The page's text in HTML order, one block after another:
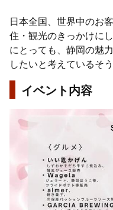
日本全国、世界中のお
住・観光のきっかけに
にとっても、静岡の魅
したいと考えているそう
イベント内容